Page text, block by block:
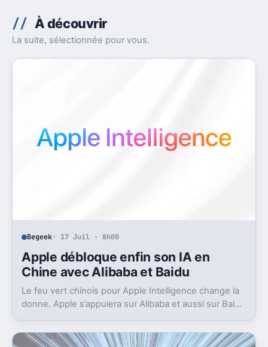
À découvrir
La suite, sélectionnée pour vous.
Begeek· 17 Juil · 8h00
Apple débloque enfin son IA en
Chine avec Alibaba et Baidu
Le feu vert chinois pour Apple Intelligence change la
donne. Apple s’appuiera sur Alibaba et aussi sur Baidu